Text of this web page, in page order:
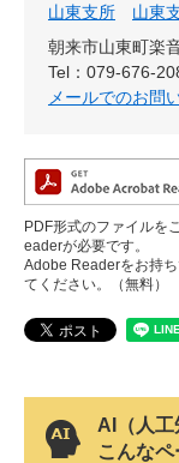
山東支所 山東
朝来市山東町楽
Tel：079-676-
メールでのお問
PDF形式のファイルを
eaderが必要です。
Adobe Readerをお持
てください。（無料）
AI（人工
こんな